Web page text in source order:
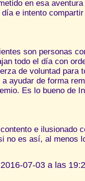
en esa
e intento
son personas
todo el día con
de voluntad para
ayudar de forma
Es lo bueno de
e ilusionado
no es así, al menos
2016-07-03 a las